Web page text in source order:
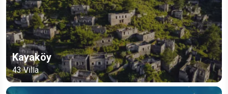
Kayaköy
43Villa